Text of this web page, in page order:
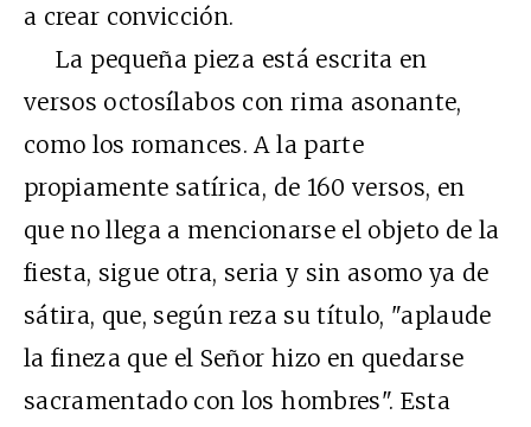
a crear convicción.
La pequeña pieza está escrita en
versos octosílabos con rima asonante,
como los romances. A la parte
propiamente satírica, de 160 versos, en
que no llega a mencionarse el objeto de la
fiesta, sigue otra, seria y sin asomo ya de
sátira, que, según reza su título, "aplaude
la fineza que el Señor hizo en quedarse
sacramentado con los hombres". Esta